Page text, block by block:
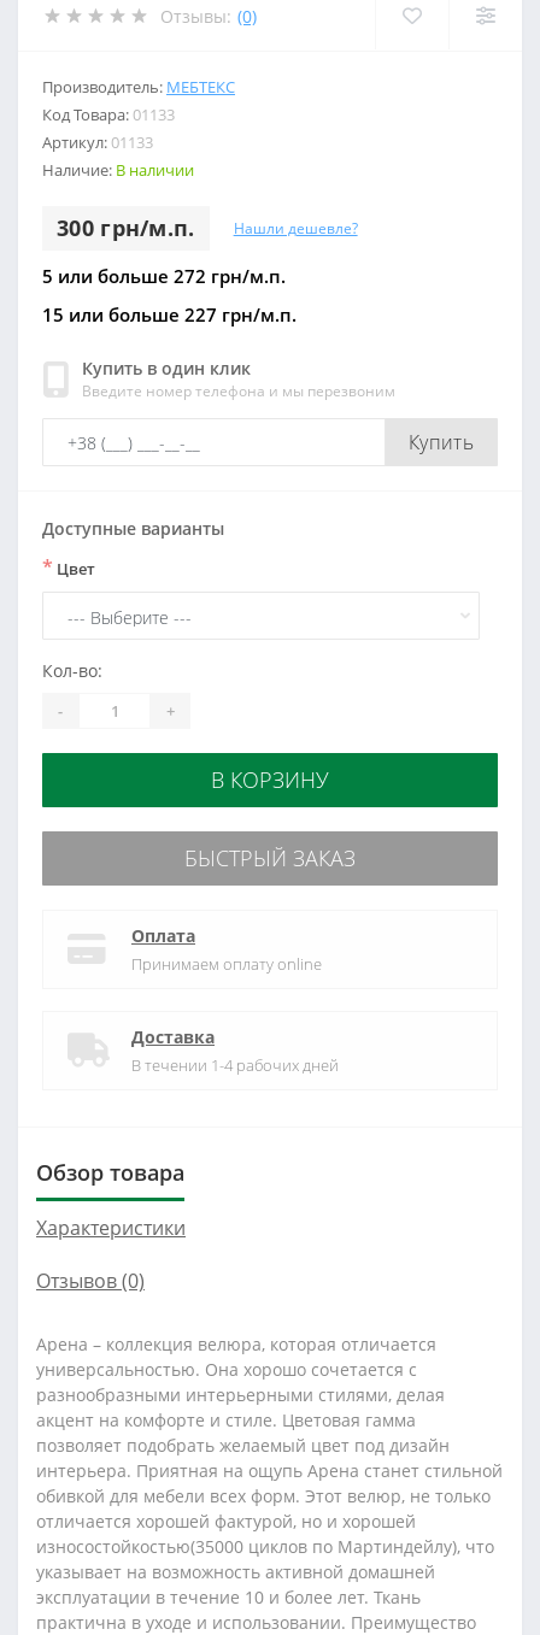
Отзывы: (0)
Производитель: МЕБТЕКС
Код Товара:01133
Артикул:01133
Наличие: В наличии
300 грн/м.п. Нашли дешевле?
5 или больше 272 грн/м.п.
15 или больше 227 грн/м.п.
Купить в один клик
Введите номер телефона и мы перезвоним
Купить
Доступные варианты
* Цвет
Кол-во:
- +
В КОРЗИНУ
БЫСТРЫЙ ЗАКАЗ
Оплата
Принимаем оплату online
Доставка
В течении 1-4 рабочих дней
Обзор товара
Характеристики
Отзывов (0)
Арена – коллекция велюра, которая отличается
универсальностью. Она хорошо сочетается с
разнообразными интерьерными стилями, делая
акцент на комфорте и стиле. Цветовая гамма
позволяет подобрать желаемый цвет под дизайн
интерьера. Приятная на ощупь Арена станет стильной
обивкой для мебели всех форм. Этот велюр, не только
отличается хорошей фактурой, но и хорошей
износостойкостью(35000 циклов по Мартиндейлу), что
указывает на возможность активной домашней
эксплуатации в течение 10 и более лет. Ткань
практична в уходе и использовании. Преимущество